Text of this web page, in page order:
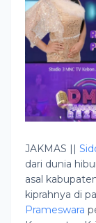
JAKMAS ||
dari dunia
asal
kiprahnya di
Prameswara